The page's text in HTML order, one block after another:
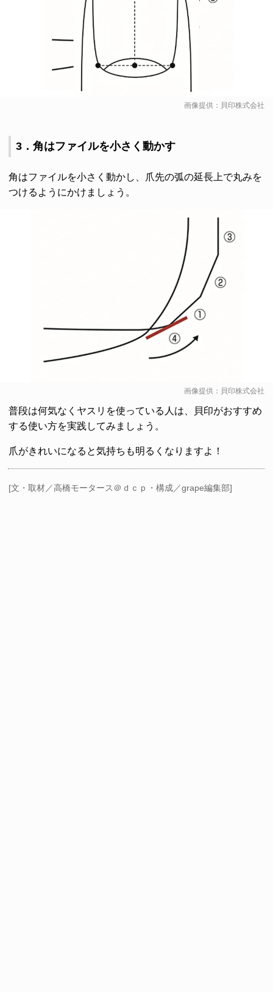
画像提供：貝印株式会社
3．角はファイルを小さく動かす
角はファイルを小さく動かし、爪先の弧の延長上で丸みを
つけるようにかけましょう。
画像提供：貝印株式会社
普段は何気なくヤスリを使っている人は、貝印がおすすめ
する使い方を実践してみましょう。
爪がきれいになると気持ちも明るくなりますよ！
[文・取材／高橋モータース＠ｄｃｐ・構成／grape編集部]